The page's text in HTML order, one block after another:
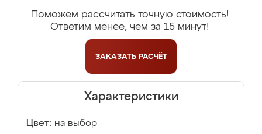
Поможем рассчитать точную стоимость!
Ответим менее, чем за 15 минут!
ЗАКАЗАТЬ РАСЧЁТ
Характеристики
Цвет: на выбор